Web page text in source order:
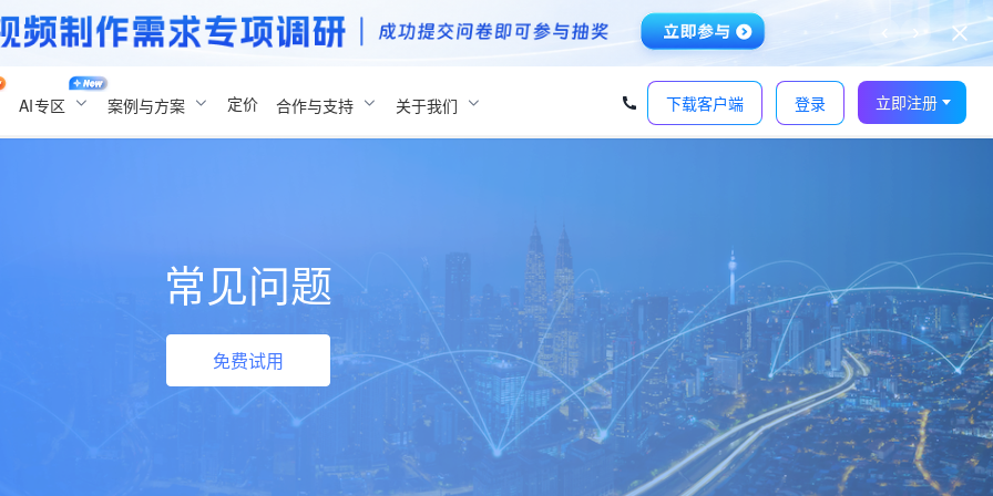
‹ ›
AI专区 案例与方案 定价 合作与支持 关于我们 下载客户端 登录 立即注册
常见问题
免费试用